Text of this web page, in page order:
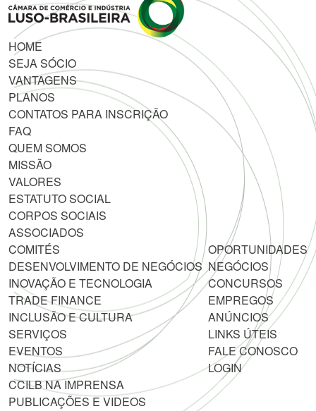
HOME
SEJA SÓCIO
VANTAGENS
PLANOS
CONTATOS PARA INSCRIÇÃO
FAQ
QUEM SOMOS
MISSÃO
VALORES
ESTATUTO SOCIAL
CORPOS SOCIAIS
ASSOCIADOS
COMITÉS
DESENVOLVIMENTO DE NEGÓCIOS
INOVAÇÃO E TECNOLOGIA
TRADE FINANCE
INCLUSÃO E CULTURA
SERVIÇOS
EVENTOS
NOTÍCIAS
CCILB NA IMPRENSA
PUBLICAÇÕES E VIDEOS
OPORTUNIDADES
NEGÓCIOS
CONCURSOS
EMPREGOS
ANÚNCIOS
LINKS ÚTEIS
FALE CONOSCO
LOGIN